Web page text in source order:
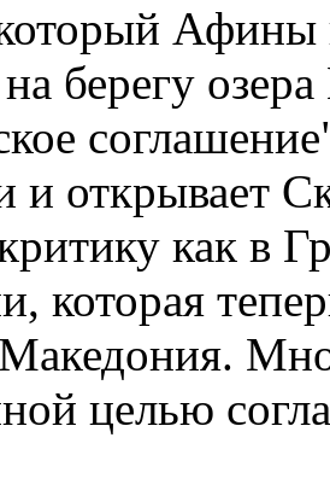
Афины
берегу
и открывает
как в
которая
целью